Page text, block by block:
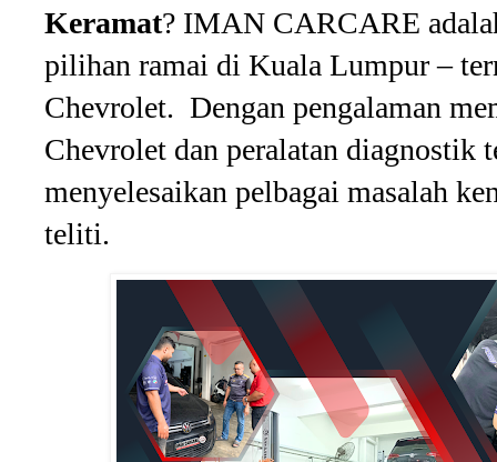
Keramat? IMAN CARCARE
pilihan ramai di Kuala Lumpur –
Chevrolet. Dengan pengalaman
Chevrolet dan peralatan diagnostik
menyelesaikan pelbagai masalah
teliti.